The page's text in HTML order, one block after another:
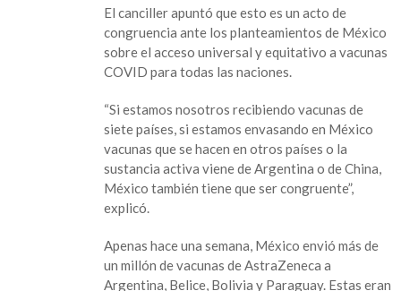
El canciller apuntó que esto es un acto de
congruencia ante los planteamientos de México
sobre el acceso universal y equitativo a vacunas
COVID para todas las naciones.
“Si estamos nosotros recibiendo vacunas de
siete países, si estamos envasando en México
vacunas que se hacen en otros países o la
sustancia activa viene de Argentina o de China,
México también tiene que ser congruente”,
explicó.
Apenas hace una semana, México envió más de
un millón de vacunas de AstraZeneca a
Argentina, Belice, Bolivia y Paraguay. Estas eran